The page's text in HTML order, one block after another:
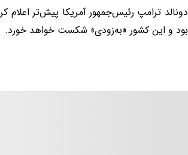
دونالد ترامپ رئیس‌جمهور آمریکا پیش‌تر
بود و این کشور «به‌زودی» شکست خواهد خورد.